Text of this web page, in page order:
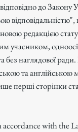
до Закону
редакцією
учасником,
наглядової
та
перші сторінки
with the